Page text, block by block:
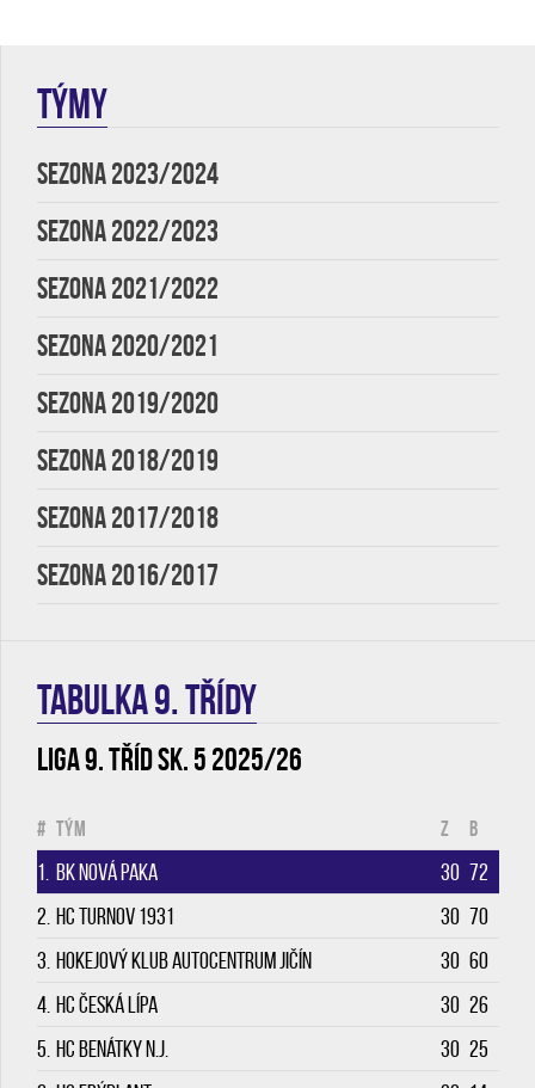
TÝMY
SEZONA 2023/2024
SEZONA 2022/2023
SEZONA 2021/2022
SEZONA 2020/2021
SEZONA 2019/2020
SEZONA 2018/2019
SEZONA 2017/2018
SEZONA 2016/2017
TABULKA 9. třídy
Liga 9. tříd sk. 5 2025/26
# Tým Z B
1. BK Nová Paka 30 72
2. HC Turnov 1931 30 70
3. Hokejový klub Autocentrum Jičín 30 60
4. HC Česká Lípa 30 26
5. HC Benátky n.J. 30 25